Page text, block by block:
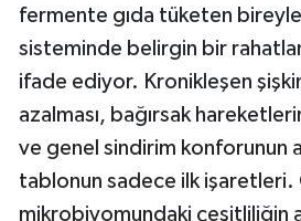
fermente gıda tüketen
sisteminde belirgin bir
ifade ediyor. Kronikleşen
azalması, bağırsak
ve genel sindirim konforunun
tablonun sadece ilk işaretleri.
mikrobiyomundaki çeşitliliğin